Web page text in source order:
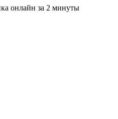
онлайн за 2 минуты